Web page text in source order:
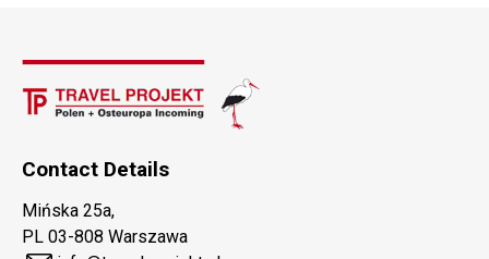
Contact Details
Mińska 25a,
PL 03-808 Warszawa